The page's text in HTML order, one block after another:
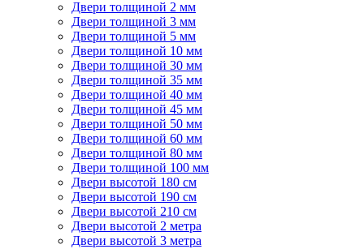
Двери толщиной 2 мм
Двери толщиной 3 мм
Двери толщиной 5 мм
Двери толщиной 10 мм
Двери толщиной 30 мм
Двери толщиной 35 мм
Двери толщиной 40 мм
Двери толщиной 45 мм
Двери толщиной 50 мм
Двери толщиной 60 мм
Двери толщиной 80 мм
Двери толщиной 100 мм
Двери высотой 180 см
Двери высотой 190 см
Двери высотой 210 см
Двери высотой 2 метра
Двери высотой 3 метра